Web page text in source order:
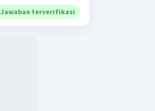
Jawaban terverifikasi